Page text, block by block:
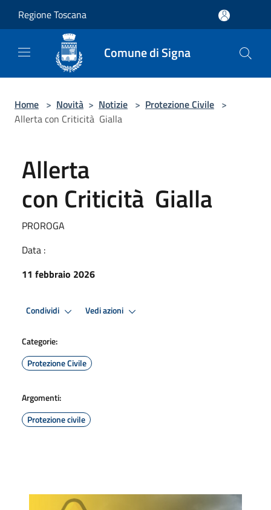
Regione Toscana
Comune di Signa
Home > Novità > Notizie > Protezione Civile >
Allerta con Criticità Gialla
Allerta
con Criticità Gialla
PROROGA
Data :
11 febbraio 2026
Condividi Vedi azioni
Categorie:
Protezione Civile
Argomenti:
Protezione civile